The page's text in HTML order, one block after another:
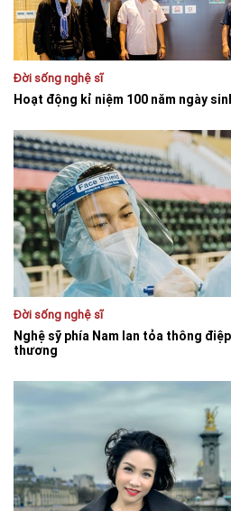
Đời sống nghệ sĩ
Hoạt động kỉ niệm 100 năm ngày
Đời sống nghệ sĩ
Nghệ sỹ phía Nam lan tỏa thông
thương